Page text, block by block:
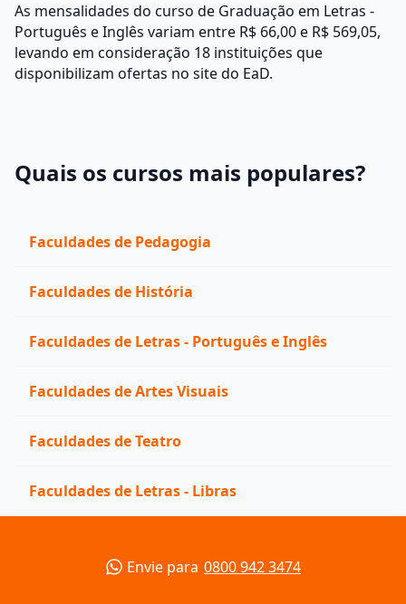
As mensalidades do curso de Graduação em Letras -
Português e Inglês variam entre R$ 66,00 e R$ 569,05,
levando em consideração 18 instituições que
disponibilizam ofertas no site do EaD.
Quais os cursos mais populares?
Faculdades de Pedagogia
Faculdades de História
Faculdades de Letras - Português e Inglês
Faculdades de Artes Visuais
Faculdades de Teatro
Faculdades de Letras - Libras
Envie para 0800 942 3474